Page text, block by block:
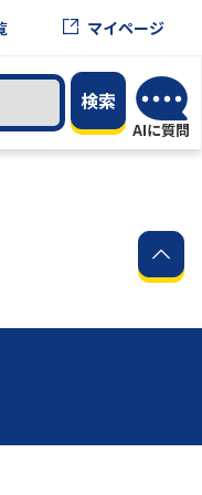
マイページ